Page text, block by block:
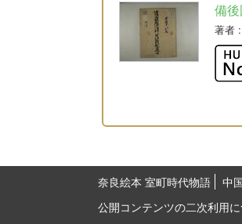
備
著者
奈良絵本 室町時代物語
中
公開コンテンツの二次利用